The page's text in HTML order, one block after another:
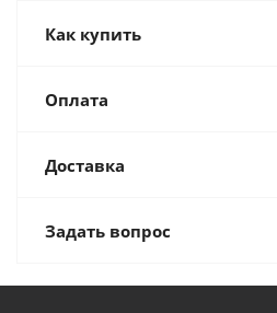
Как купить
Оплата
Доставка
Задать вопрос